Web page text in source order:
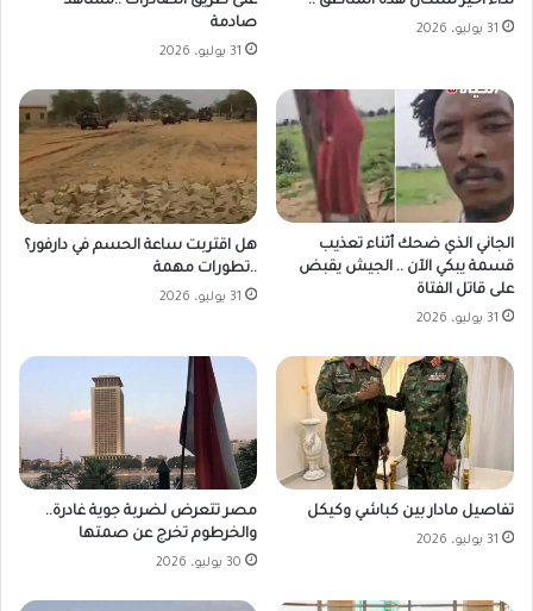
31 يوليو، 2026
صادمة
31 يوليو، 2026
الجاني الذي ضحك أثناء تعذيب
قسمة يبكي الآن .. الجيش يقبض
على قاتل الفتاة
31 يوليو، 2026
هل اقتربت ساعة الحسم في دارفور؟
..تطورات مهمة
31 يوليو، 2026
تفاصيل مادار بين كباشي وكيكل
31 يوليو، 2026
مصر تتعرض لضربة جوية غادرة..
والخرطوم تخرج عن صمتها
30 يوليو، 2026